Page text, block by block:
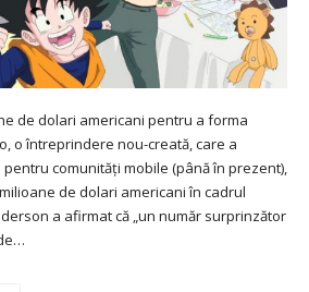
de dolari americani pentru a forma
o întreprindere nou-creată, care a
comunități mobile (până în prezent),
de dolari americani în cadrul
a afirmat că „un număr surprinzător